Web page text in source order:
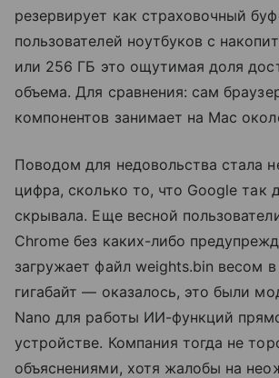
резервирует как страховочный
пользователей ноутбуков с
или 256 ГБ это ощутимая доля
объема. Для сравнения: сам
компонентов занимает на Mac
Поводом для недовольства стала
цифра, сколько то, что Google так
скрывала. Еще весной
Chrome без каких-либо
загружает файл weights.bin весом в
гигабайт — оказалось, это были
Nano для работы ИИ-функций
устройстве. Компания тогда не
объяснениями, хотя жалобы на